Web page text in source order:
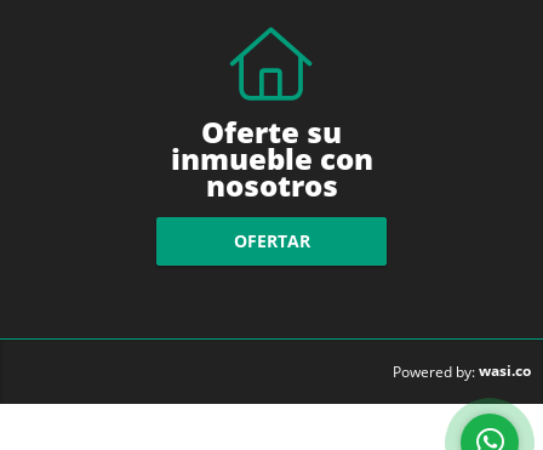
Oferte su
inmueble con
nosotros
OFERTAR
Powered by:wasi.co